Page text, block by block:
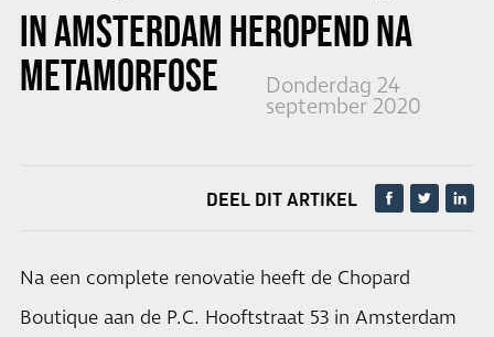
IN AMSTERDAM HEROPEND NA
METAMORFOSE
Donderdag 24
september 2020
DEEL DIT ARTIKEL
Na een complete renovatie heeft de Chopard
Boutique aan de P.C. Hooftstraat 53 in Amsterdam